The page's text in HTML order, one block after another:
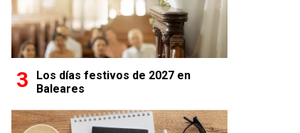
Los días festivos de 2027 en
Baleares